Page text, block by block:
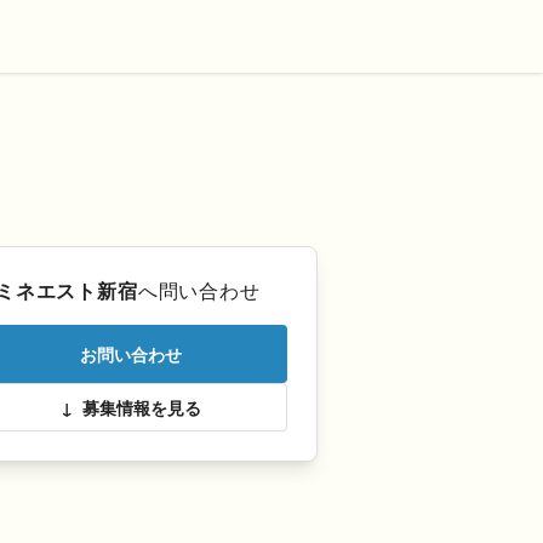
ネエスト新宿へ問い合わせ
お問い合わせ
↓ 募集情報を見る